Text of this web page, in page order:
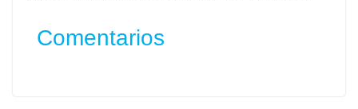
Comentarios